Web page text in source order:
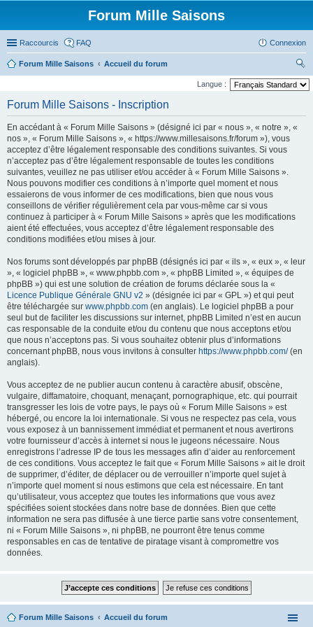
Forum Mille Saisons
Raccourcis FAQ Connexion
Forum Mille Saisons
Accueil du forum
ec
ch
Langue :
Forum Mille Saisons - Inscription
En accédant à « Forum Mille Saisons » (désigné ici par « nous », « notre », «
nos », « Forum Mille Saisons », « https://www.millesaisons.fr/forum »), vous
acceptez d’être légalement responsable des conditions suivantes. Si vous
n’acceptez pas d’être légalement responsable de toutes les conditions
suivantes, veuillez ne pas utiliser et/ou accéder à « Forum Mille Saisons ».
Nous pouvons modifier ces conditions à n’importe quel moment et nous
essaierons de vous informer de ces modifications, bien que nous vous
conseillons de vérifier régulièrement cela par vous-même car si vous
continuez à participer à « Forum Mille Saisons » après que les modifications
aient été effectuées, vous acceptez d’être légalement responsable des
conditions modifiées et/ou mises à jour.
Nos forums sont développés par phpBB (désignés ici par « ils », « eux », « leur
», « logiciel phpBB », « www.phpbb.com », « phpBB Limited », « équipes de
phpBB ») qui est une solution de création de forums déclarée sous la «
Licence Publique Générale GNU v2 » (désignée ici par « GPL ») et qui peut
être téléchargée sur www.phpbb.com (en anglais). Le logiciel phpBB a pour
seul but de faciliter les discussions sur internet, phpBB Limited n’est en aucun
cas responsable de la conduite et/ou du contenu que nous acceptons et/ou
que nous n’acceptons pas. Si vous souhaitez obtenir plus d’informations
concernant phpBB, nous vous invitons à consulter https://www.phpbb.com/(en
anglais).
Vous acceptez de ne publier aucun contenu à caractère abusif, obscène,
vulgaire, diffamatoire, choquant, menaçant, pornographique, etc. qui pourrait
transgresser les lois de votre pays, le pays où « Forum Mille Saisons » est
hébergé, ou encore la loi internationale. Si vous ne respectez pas cela, vous
vous exposez à un bannissement immédiat et permanent et nous avertirons
votre fournisseur d’accès à internet si nous le jugeons nécessaire. Nous
enregistrons l’adresse IP de tous les messages afin d’aider au renforcement
de ces conditions. Vous acceptez le fait que « Forum Mille Saisons » ait le droit
de supprimer, d’éditer, de déplacer ou de verrouiller n’importe quel sujet à
n’importe quel moment si nous estimons que cela est nécessaire. En tant
qu’utilisateur, vous acceptez que toutes les informations que vous avez
spécifiées soient stockées dans notre base de données. Bien que cette
information ne sera pas diffusée à une tierce partie sans votre consentement,
ni « Forum Mille Saisons », ni phpBB, ne pourront être tenus comme
responsables en cas de tentative de piratage visant à compromettre vos
données.
Forum Mille Saisons Accueil du forum